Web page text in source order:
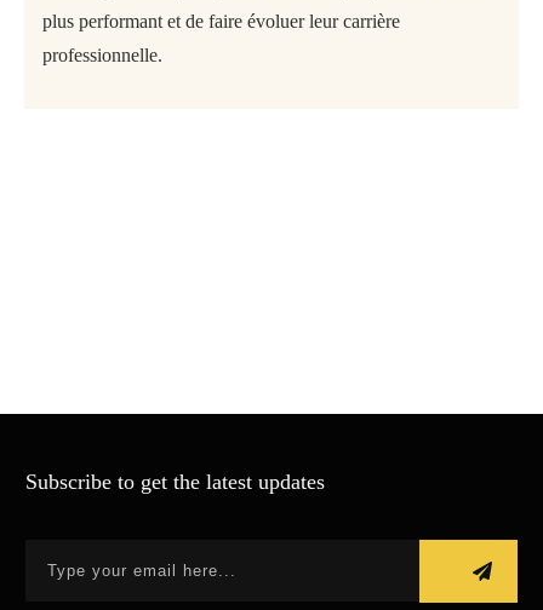
plus performant et de faire évoluer leur carrière
professionnelle.
Subscribe to get the latest updates